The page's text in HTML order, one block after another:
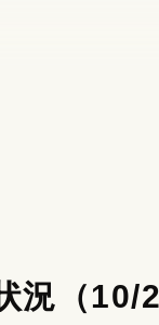
況（10/